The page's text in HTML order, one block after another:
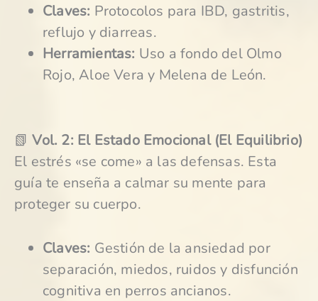
Claves: Protocolos para IBD, gastritis,
reflujo y diarreas.
Herramientas: Uso a fondo del Olmo
Rojo, Aloe Vera y Melena de León.
📗Vol. 2: El Estado Emocional (El Equilibrio)
El estrés «se come» a las defensas. Esta
guía te enseña a calmar su mente para
proteger su cuerpo.
Claves: Gestión de la ansiedad por
separación, miedos, ruidos y disfunción
cognitiva en perros ancianos.